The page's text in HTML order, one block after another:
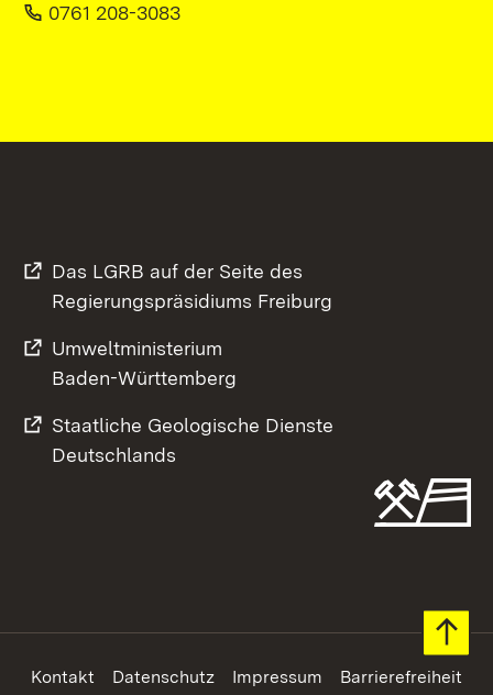
0761 208-3083
Das LGRB auf der Seite des
Regierungspräsidiums Freiburg
Umweltministerium
Baden-Württemberg
Staatliche Geologische Dienste
Deutschlands
Footer
Kontakt Datenschutz Impressum Barrierefreiheit